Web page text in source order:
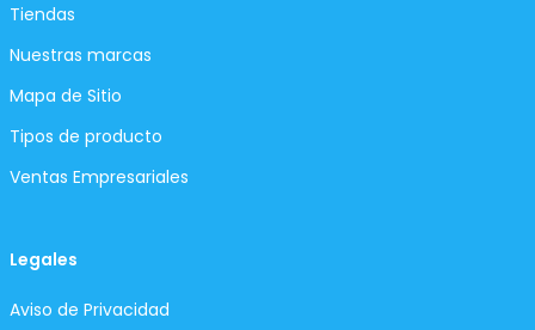
Tiendas
Nuestras marcas
Mapa de Sitio
Tipos de producto
Ventas Empresariales
Legales
Aviso de Privacidad